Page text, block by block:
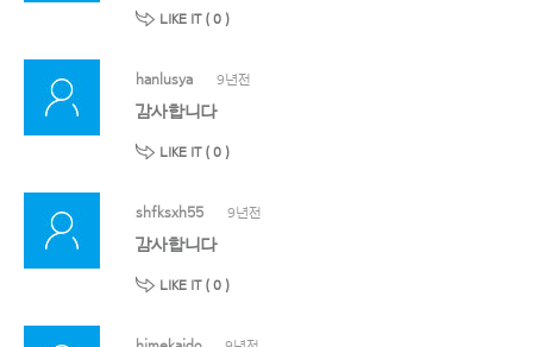
LIKE IT ( 0 )
hanlusya 9년전
감사합니다
LIKE IT ( 0 )
shfksxh55 9년전
감사합니다
LIKE IT ( 0 )